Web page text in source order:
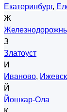
Екатеринбург,
Ж
З
Златоуст
И
Иваново, Ижевск
Й
Йошкар-Ола